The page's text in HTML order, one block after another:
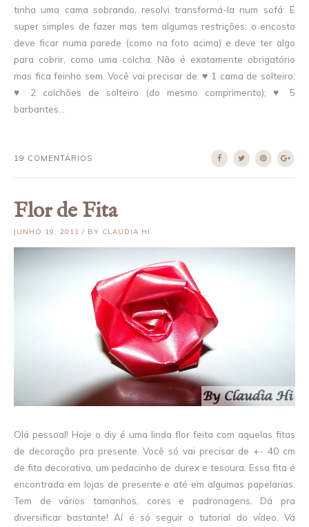
tinha uma cama sobrando, resolvi transformá-la num sofá: É
super simples de fazer mas tem algumas restrições: o encosto
deve ficar numa parede (como na foto acima) e deve ter algo
para cobrir, como uma colcha. Não é exatamente obrigatório
mas fica feinho sem. Você vai precisar de: ♥ 1 cama de solteiro;
♥ 2 colchões de solteiro (do mesmo comprimento); ♥ 5
barbantes...
19 COMENTÁRIOS
Flor de Fita
JUNHO 19, 2011 / BY CLAUDIA HI
Olá pessoal! Hoje o diy é uma linda flor feita com aquelas fitas
de decoração pra presente. Você só vai precisar de +- 40 cm
de fita decorativa, um pedacinho de durex e tesoura. Essa fita é
encontrada em lojas de presente e até em algumas papelarias.
Tem de vários tamanhos, cores e padronagens. Dá pra
diversificar bastante! Aí é só seguir o tutorial do vídeo. Vá